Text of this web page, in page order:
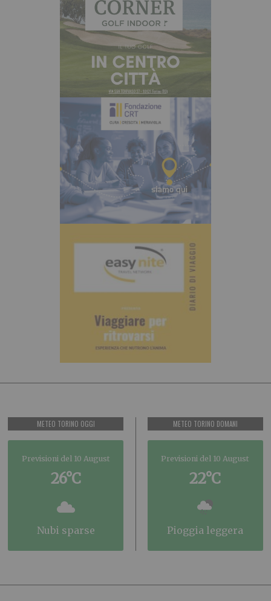
METEO TORINO OGGI
Previsioni del 10 August
26°C
nubi sparse
METEO TORINO DOMANI
Previsioni del 10 August
22°C
pioggia leggera